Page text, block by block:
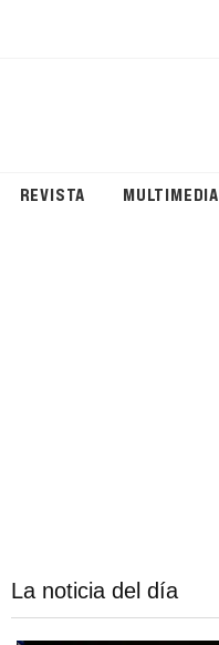
REVISTA MULTIMEDIA
La noticia del día